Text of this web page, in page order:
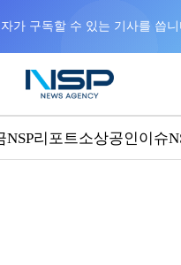
가 구독할 수 있는 기사를 씁니
NSP리포트소상공인이슈